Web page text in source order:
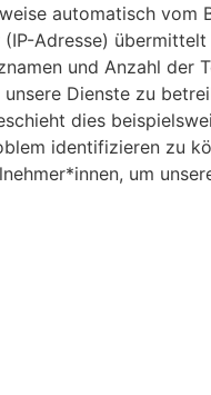
automatisch vom
Adresse)
und Anzahl der
Dienste zu
dies
identifizieren zu
um